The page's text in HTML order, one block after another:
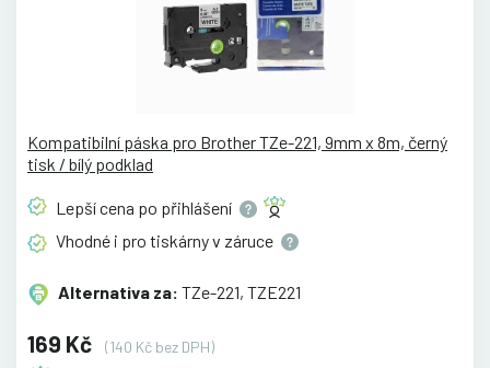
Kompatibilní páska pro Brother TZe-221, 9mm x 8m, černý
tisk / bílý podklad
Lepší cena po přihlášení
Vhodné i pro tiskárny v záruce
Alternativa za: TZe-221, TZE221
169 Kč
(140 Kč bez DPH)